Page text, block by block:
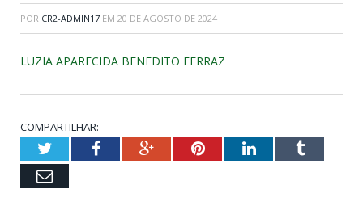
POR CR2-ADMIN17 EM 20 DE AGOSTO DE 2024
LUZIA APARECIDA BENEDITO FERRAZ
COMPARTILHAR:
TwitterFacebookGoogle+PinterestLinkedInTumblr
Email